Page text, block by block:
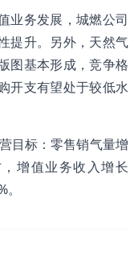
业务发展，城燃公司
提升。另外，天然气
图基本形成，竞争格
开支有望处于较低水
目标：零售销气量增
增值业务收入增长